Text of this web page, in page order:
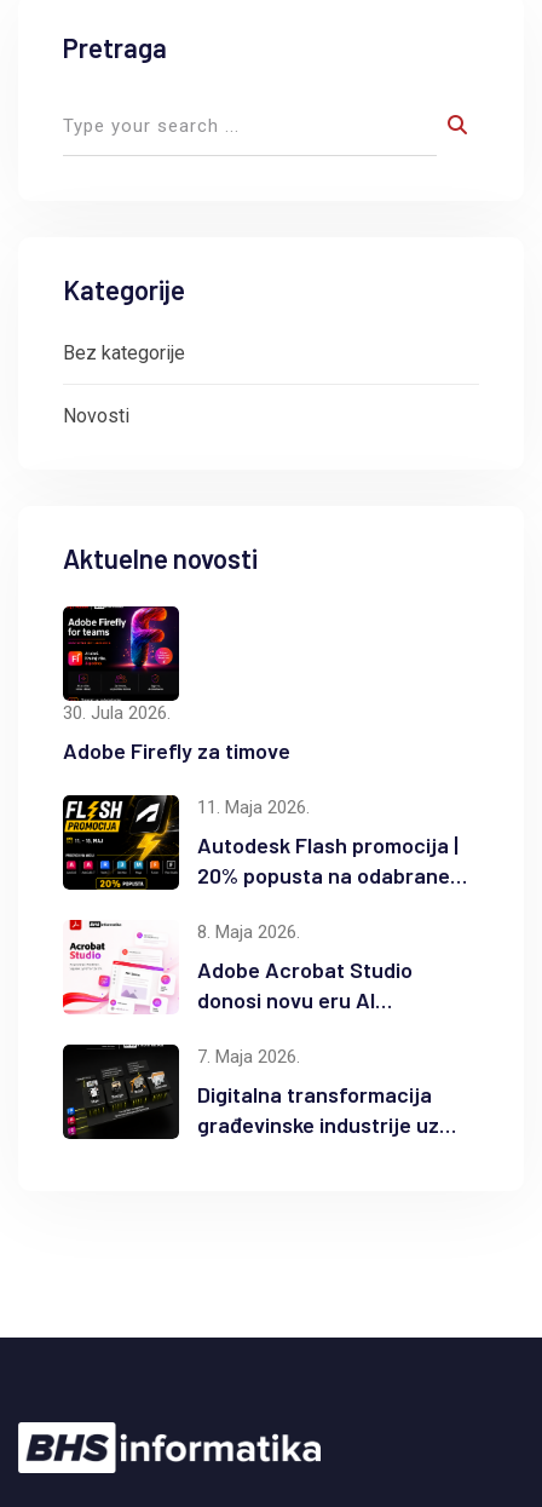
Pretraga
Kategorije
Bez kategorije
Novosti
Aktuelne novosti
30. Jula 2026.
Adobe Firefly za timove
11. Maja 2026.
Autodesk Flash promocija |
20% popusta na odabrane
8. Maja 2026.
Adobe Acrobat Studio
donosi novu eru AI
7. Maja 2026.
Digitalna transformacija
građevinske industrije uz